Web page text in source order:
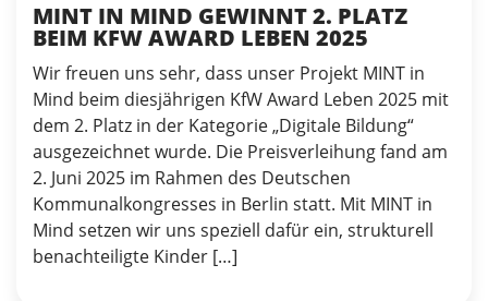
MINT IN MIND GEWINNT 2. PLATZ
BEIM KFW AWARD LEBEN 2025
Wir freuen uns sehr, dass unser Projekt MINT in
Mind beim diesjährigen KfW Award Leben 2025 mit
dem 2. Platz in der Kategorie „Digitale Bildung“
ausgezeichnet wurde. Die Preisverleihung fand am
2. Juni 2025 im Rahmen des Deutschen
Kommunalkongresses in Berlin statt. Mit MINT in
Mind setzen wir uns speziell dafür ein, strukturell
benachteiligte Kinder […]